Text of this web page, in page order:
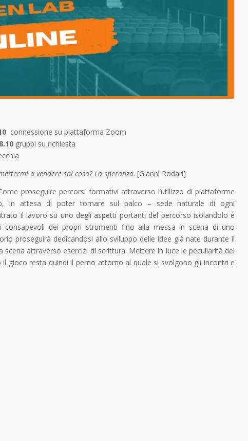
connessione su piattaforma Zoom
gruppi su richiesta
a vendere sai cosa? La speranza. [Gianni Rodari]
proseguire percorsi formativi attraverso l’utilizzo di piattaforme
in attesa di poter tornare sul palco – sede naturale di ogni
il lavoro su uno degli aspetti portanti del percorso isolandolo e
consapevoli dei propri strumenti fino alla messa in scena di uno
proseguirà dedicandosi allo sviluppo delle idee già nate durante il
attraverso esercizi di scrittura. Mettere in luce le peculiarità dei
gioco resta quindi il perno attorno al quale si svolgono gli incontri e